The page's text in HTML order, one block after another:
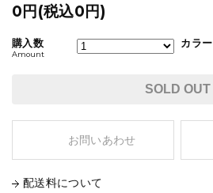
0円(税込0円)
購入数
Amount
カラー
SOLD OUT
お問いあわせ
配送料について